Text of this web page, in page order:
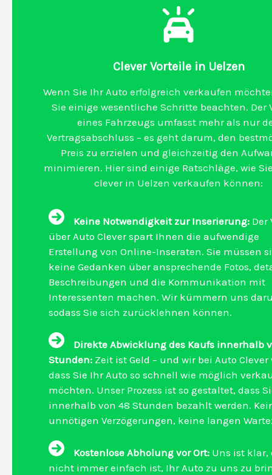
Clever Vorteile in Uelzen
Wenn Sie Ihr Auto erfolgreich verkaufen
Sie einige wesentliche Schritte beachten. Der
eines Fahrzeugs umfasst mehr als nur
Vertragsabschluss – es geht darum, den
Preis zu erzielen und gleichzeitig den
minimieren. Hier sind einige Ratschläge, wie
clever in Uelzen verkaufen können:
Keine Notwendigkeit zur Inserierung: Der
über Auto Clever spart Ihnen die aufwendige
Erstellung von Online-Inseraten. Sie müssen
keine Gedanken über ansprechende Fotos,
Beschreibungen und die Kommunikation mit
Interessenten machen. Wir kümmern uns
sodass Sie sich zurücklehnen können.
Direkte Abwicklung des Kaufs innerhalb
Stunden: Zeit ist Geld – und wir bei Auto Clever
dass Sie Ihr Auto so schnell wie möglich
möchten. Unser Prozess ist so gestaltet, dass
innerhalb von 48 Stunden bezahlt werden.
unnötigen Verzögerungen, keine langen
Kostenlose Abholung vor Ort: Uns ist klar,
nicht immer einfach ist, Ihr Auto zu uns zu